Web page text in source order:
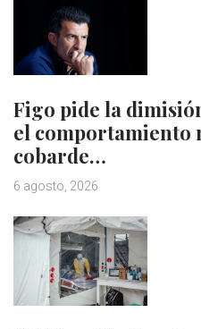
Figo pide la
el comportamiento
cobarde…
6 agosto, 2026